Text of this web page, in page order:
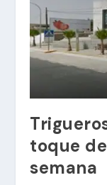
toque
semana